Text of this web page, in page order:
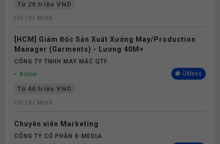
Từ 20 triệu VND
Hồ Chí Minh
[HCM] Giám Đốc Sản Xuất Xưởng May/Production
Manager (Garments) - Lương 40M+
CÔNG TY TNHH MAY MẶC QTF
Active OMess
Từ 40 triệu VND
Hồ Chí Minh
Chuyên viên Marketing
CÔNG TY CỔ PHẦN X-MEDIA